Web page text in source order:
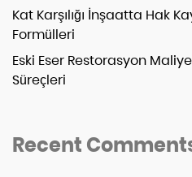
Kat Karşılığı İnşaatta Hak
Formülleri
Eski Eser Restorasyon
Süreçleri
Recent